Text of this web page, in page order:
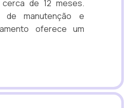
de 12 meses.
de manutenção e
oferece um